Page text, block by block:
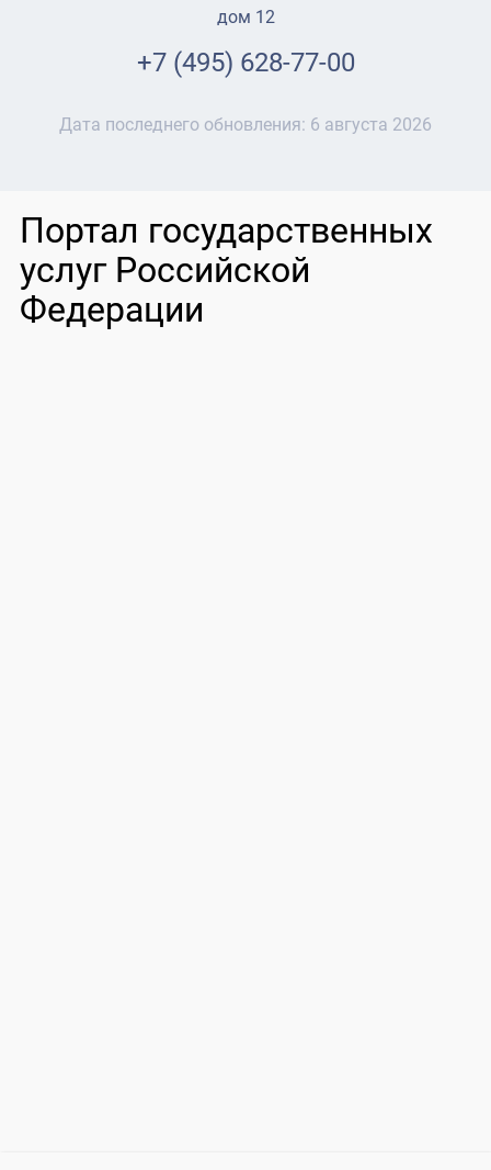
дом 12
+7 (495) 628-77-00
Дата последнего обновления: 6 августа 2026
Портал государственных
услуг Российской
Федерации